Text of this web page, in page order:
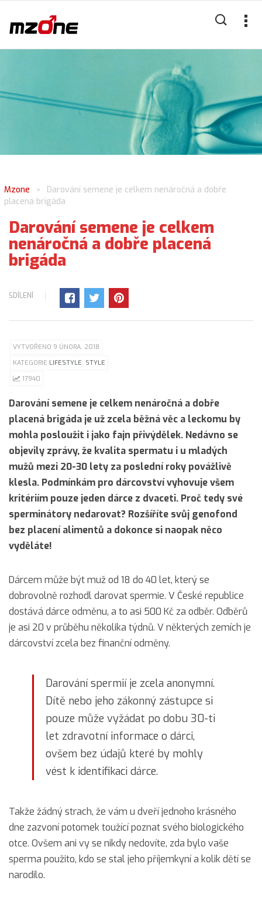
Mzone >
Darování semene je celkem nenáročná a dobře
placená brigáda
Darování semene je celkem
nenáročná a dobře placená
brigáda
SDÍLENÍ
VYTVOŘENO 9 ÚNORA, 2018
KATEGORIE LIFESTYLE, STYLE
17940
Darování semene je celkem nenáročná a dobře
placená brigáda je už zcela běžná věc a leckomu by
mohla posloužit i jako fajn přivýdělek. Nedávno se
objevily zprávy, že kvalita spermatu i u mladých
mužů mezi 20-30 lety za poslední roky povážlivě
klesla. Podmínkám pro dárcovství vyhovuje všem
kritériím pouze jeden dárce z dvaceti. Proč tedy své
sperminátory nedarovat? Rozšíříte svůj genofond
bez placení alimentů a dokonce si naopak něco
vyděláte!
Dárcem může být muž od 18 do 40 let, který se
dobrovolně rozhodl darovat spermie. V České republice
dostává dárce odměnu, a to asi 500 Kč za odběr. Odběrů
je asi 20 v průběhu několika týdnů. V některých zemích je
dárcovství zcela bez finanční odměny.
Darování spermií je zcela anonymní.
Dítě nebo jeho zákonný zástupce si
pouze může vyžádat po dobu 30-ti
let zdravotní informace o dárci,
ovšem bez údajů které by mohly
vést k identifikaci dárce.
Takže žádný strach, že vám u dveří jednoho krásného
dne zazvoní potomek toužící poznat svého biologického
otce. Ovšem ani vy se nikdy nedovíte, zda bylo vaše
sperma použito, kdo se stal jeho příjemkyní a kolik dětí se
narodilo.